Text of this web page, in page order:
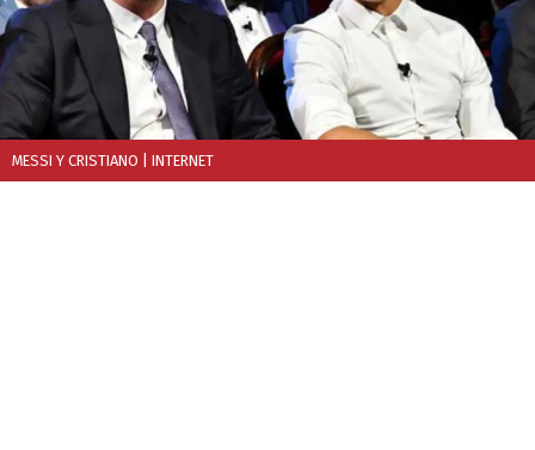
MESSI Y CRISTIANO | INTERNET